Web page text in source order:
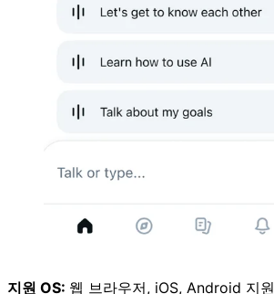
지원 OS: 웹 브라우저, iOS, Android 지원